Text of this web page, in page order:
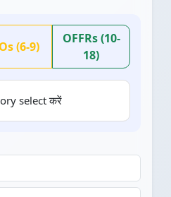
(6-9)
OFFRs (10-
18)
select करें